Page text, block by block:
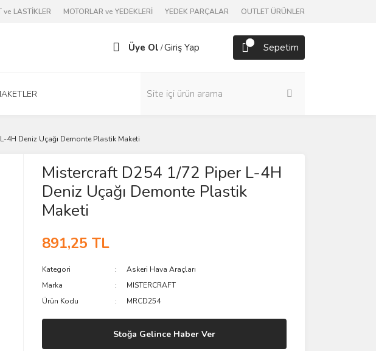
ve LASTİKLER MOTORLAR ve YEDEKLERİ YEDEK PARÇALAR OUTLET ÜRÜNLER
Üye Ol /Giriş Yap Sepetim
4H Deniz Uçağı Demonte Plastik Maketi
Mistercraft D254 1/72 Piper L-4H
Deniz Uçağı Demonte Plastik
Maketi
891,25 TL
Kategori
Askeri Hava Araçları
Marka
MISTERCRAFT
Ürün Kodu
MRCD254
Stoğa Gelince Haber Ver